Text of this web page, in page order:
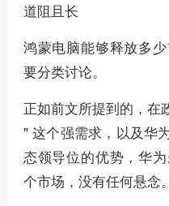
道阻且长
鸿蒙电脑能够释放多
要分类讨论。
正如前文所提到的，在
" 这个强需求，以及华
态领导位的优势，华
个市场，没有任何悬念。